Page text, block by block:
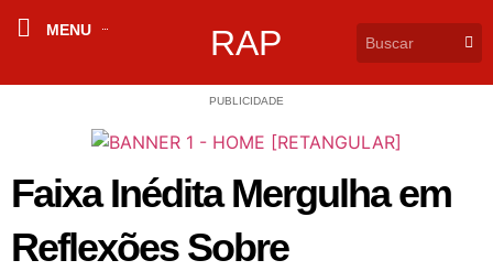
MENU RAP
PUBLICIDADE
Faixa Inédita Mergulha em
Reflexões Sobre